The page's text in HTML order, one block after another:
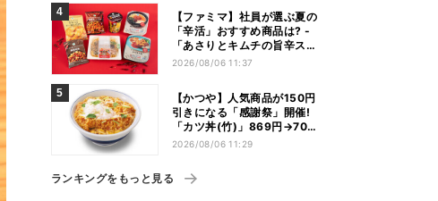
【ファミマ】社員が選ぶ夏の
「辛活」おすすめ商品は? -
「あさりとキムチの旨辛スン
ドゥブチゲ」「鬼金棒監修
ムチキン」など
2026/08/06 11:37
【かつや】人気商品が150円
引きになる「感謝祭」開催!
「カツ丼(竹)」869円→704
円、「ロースカツ定食」913
2026/08/06 11:29
ランキングをもっと見る